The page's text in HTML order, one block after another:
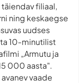
filiaal,
ning keskaegse
uudses
10-minutilist
„Armutu ja
000 aasta".
vaade